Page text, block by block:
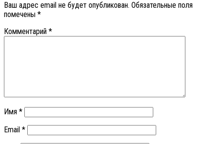
Ваш адрес email не будет опубликован. Обязательные поля
помечены *
Комментарий *
Имя *
Email *